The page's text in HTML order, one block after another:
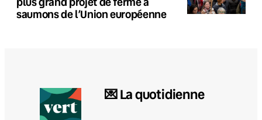
saumons de l’Union européenne
💌 La quotidienne